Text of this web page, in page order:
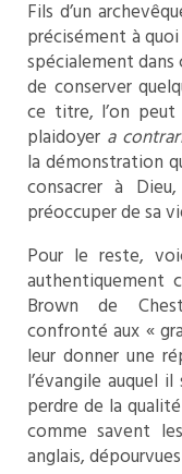
Fils d’un
précisément à
spécialement dans
de conserver
ce titre, l’on peut
plaidoyer a
la démonstration
consacrer à
préoccuper de sa
Pour le reste,
authentiquement
Brown de
confronté aux «
leur donner une
l’évangile auquel
perdre de la
comme savent
anglais,